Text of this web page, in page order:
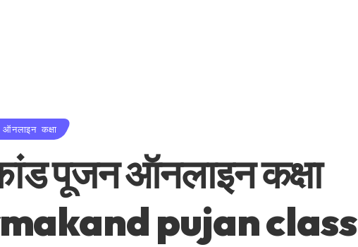
कक्षा
पूजन ऑनलाइन कक्षा
pujan class